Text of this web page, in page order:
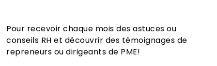
Pour recevoir chaque mois des astuces ou
conseils RH et découvrir des témoignages de
repreneurs ou dirigeants de PME!